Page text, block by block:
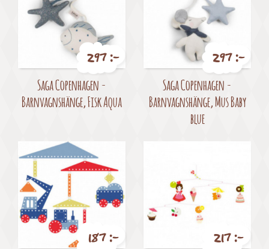
Pris
297 :-
Saga Copenhagen -
Barnvagnshänge, Fisk Aqua
Pris
297 :-
Saga Copenhagen -
Barnvagnshänge, Mus Baby
blue
187 :- 217 :-